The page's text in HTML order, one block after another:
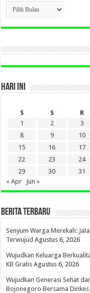
CLICK
BERITA
LAMA
DI
HARI INI
S
S R
1
2 3
8
9 10
15
16 17
22
23 24
29
30
31
« Apr
Jun »
BERITA TERBARU
Senyum Warga Merekah:
Terwujud Agustus 6, 2026
Wujudkan Keluarga
KB Gratis Agustus 6, 2026
Wujudkan Generasi Sehat
Bojonegoro Bersama Dinkes